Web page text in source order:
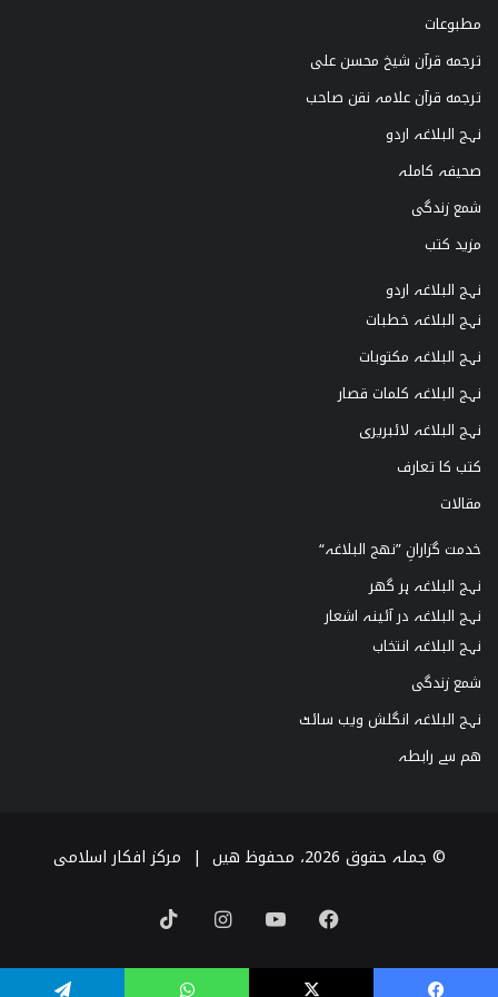
مطبوعات
ترجمه قرآن شیخ محسن علی
ترجمه قرآن علامہ نقن صاحب
نہج البلاغہ اردو
صحیفہ کاملہ
شمع زندگی
مزید کتب
نہج البلاغہ اردو
نہج البلاغہ خطبات
نہج البلاغہ مکتوبات
نہج البلاغہ کلمات قصار
نہج البلاغہ لائبریری
کتب کا تعارف
مقالات
خدمت گزارانِ ”نھج البلاغہ“
نہج البلاغہ ہر گھر
نہج البلاغہ در آئینہ اشعار
نہج البلاغہ انتخاب
شمع زندگی
نہج البلاغہ انگلش ویب سائٹ
ھم سے رابطہ
© جملہ حقوق 2026، محفوظ ھیں | مرکز افکار اسلامی
Facebook
YouTube
Instagram